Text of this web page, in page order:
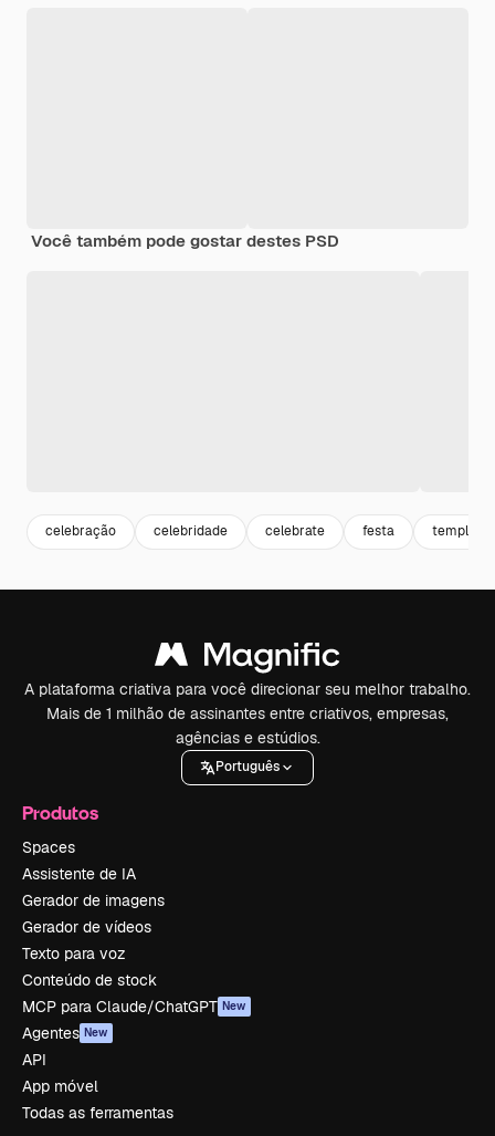
Você também pode gostar destes PSD
celebração celebridade celebrate festa template
A plataforma criativa para você direcionar seu melhor trabalho.
Mais de 1 milhão de assinantes entre criativos, empresas,
agências e estúdios.
Português
Produtos
Spaces
Assistente de IA
Gerador de imagens
Gerador de vídeos
Texto para voz
Conteúdo de stock
MCP para Claude/ChatGPT New
Agentes New
API
App móvel
Todas as ferramentas